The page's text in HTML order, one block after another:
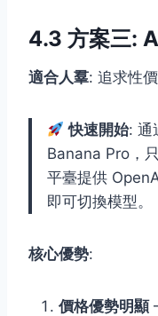
4.3 方案三:
適合人羣: 追求性
快速開始: 通
Banana Pro，
平臺提供
即可切換模型。
核心優勢:
價格優勢明顯